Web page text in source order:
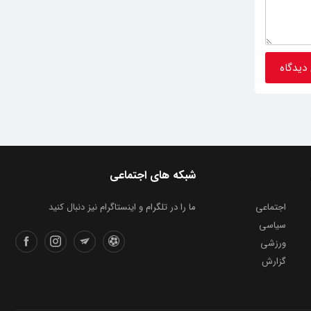
شبکه های اجتماعی
ما را در تلگرام و اینستاگرام نیز دنبال کنید
اجتماعی
سیاسی
ورزشی
گزارش